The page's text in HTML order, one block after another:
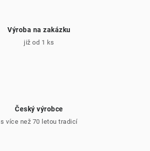
Výroba na zakázku
již od 1 ks
Český výrobce
s více než 70 letou tradicí